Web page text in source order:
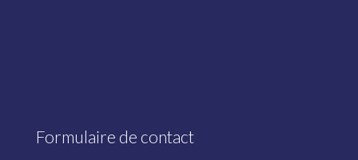
Formulaire de contact